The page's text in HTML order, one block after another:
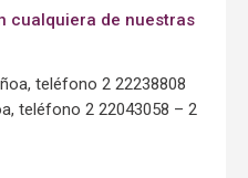
cualquiera de nuestras
teléfono 2 22238808
teléfono 2 22043058 – 2